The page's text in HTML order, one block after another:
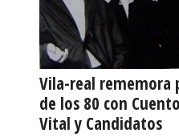
Vila-real rememora
de los 80 con
Vital y Candidatos